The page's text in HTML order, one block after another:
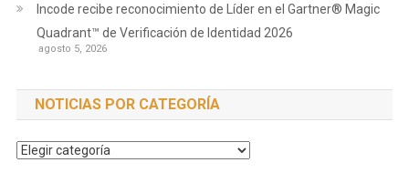
Incode recibe reconocimiento de Líder en el Gartner® Magic
Quadrant™ de Verificación de Identidad 2026
agosto 5, 2026
NOTICIAS POR CATEGORÍA
Noticias